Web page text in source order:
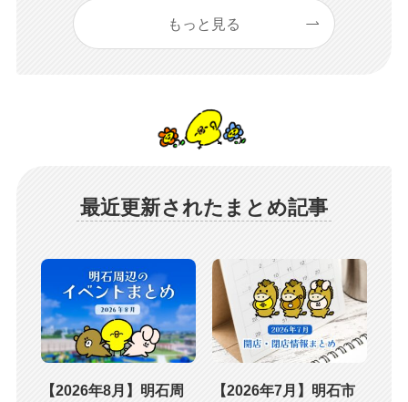
もっと見る
最近更新されたまとめ記事
【2026年8月】明石周
【2026年7月】明石市